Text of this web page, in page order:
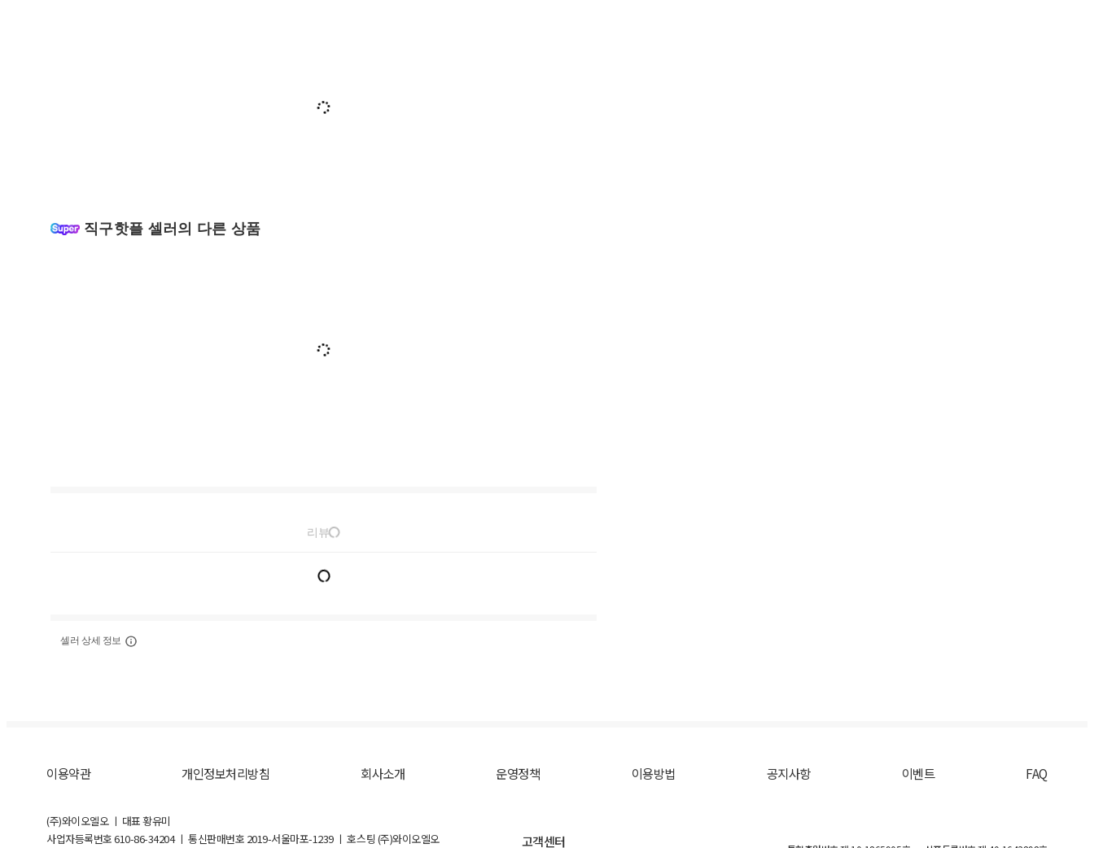
직구핫플 셀러의 다른 상품
리뷰
셀러 상세 정보
이용약관 개인정보처리방침 회사소개 운영정책 이용방법 공지사항 이벤트 FAQ
(주)와이오엘오 ㅣ 대표 황유미
사업자등록번호610-86-34204ㅣ 통신판매번호 2019-서울마포-1239 ㅣ 호스팅 (주)와이오엘오 고객센터